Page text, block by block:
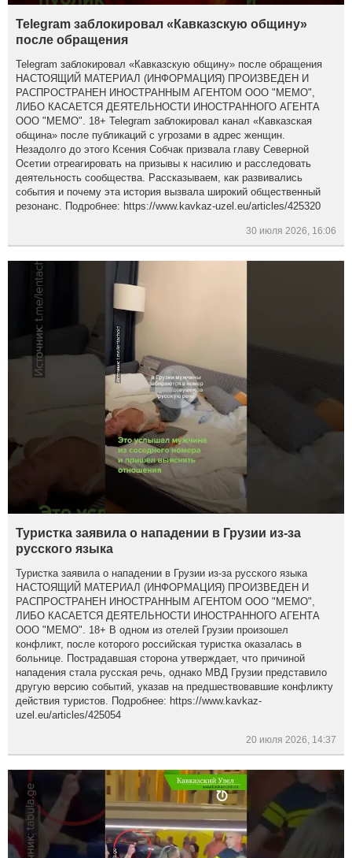
Telegram заблокировал «Кавказскую общину»
после обращения
Telegram заблокировал «Кавказскую общину» после обращения
НАСТОЯЩИЙ МАТЕРИАЛ (ИНФОРМАЦИЯ) ПРОИЗВЕДЕН И
РАСПРОСТРАНЕН ИНОСТРАННЫМ АГЕНТОМ ООО "МЕМО",
ЛИБО КАСАЕТСЯ ДЕЯТЕЛЬНОСТИ ИНОСТРАННОГО АГЕНТА
ООО "МЕМО". 18+ Telegram заблокировал канал «Кавказская
община» после публикаций с угрозами в адрес женщин.
Незадолго до этого Ксения Собчак призвала главу Северной
Осетии отреагировать на призывы к насилию и расследовать
деятельность сообщества. Рассказываем, как развивались
события и почему эта история вызвала широкий общественный
резонанс. Подробнее: https://www.kavkaz-uzel.eu/articles/425320
30 июля 2026, 16:06
Туристка заявила о нападении в Грузии из-за
русского языка
Туристка заявила о нападении в Грузии из-за русского языка
НАСТОЯЩИЙ МАТЕРИАЛ (ИНФОРМАЦИЯ) ПРОИЗВЕДЕН И
РАСПРОСТРАНЕН ИНОСТРАННЫМ АГЕНТОМ ООО "МЕМО",
ЛИБО КАСАЕТСЯ ДЕЯТЕЛЬНОСТИ ИНОСТРАННОГО АГЕНТА
ООО "МЕМО". 18+ В одном из отелей Грузии произошел
конфликт, после которого российская туристка оказалась в
больнице. Пострадавшая сторона утверждает, что причиной
нападения стала русская речь, однако МВД Грузии представило
другую версию событий, указав на предшествовавшие конфликту
действия туристов. Подробнее: https://www.kavkaz-
uzel.eu/articles/425054
20 июля 2026, 14:37